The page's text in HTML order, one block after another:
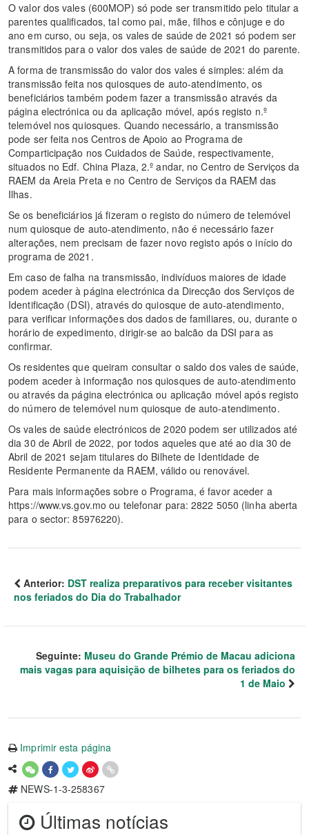
O valor dos vales (600MOP) só pode ser transmitido pelo titular a
parentes qualificados, tal como pai, mãe, filhos e cônjuge e do
ano em curso, ou seja, os vales de saúde de 2021 só podem ser
transmitidos para o valor dos vales de saúde de 2021 do parente.
A forma de transmissão do valor dos vales é simples: além da
transmissão feita nos quiosques de auto-atendimento, os
beneficiários também podem fazer a transmissão através da
página electrónica ou da aplicação móvel, após registo n.º
telemóvel nos quiosques. Quando necessário, a transmissão
pode ser feita nos Centros de Apoio ao Programa de
Comparticipação nos Cuidados de Saúde, respectivamente,
situados no Edf. China Plaza, 2.º andar, no Centro de Serviços da
RAEM da Areia Preta e no Centro de Serviços da RAEM das
Ilhas.
Se os beneficiários já fizeram o registo do número de telemóvel
num quiosque de auto-atendimento, não é necessário fazer
alterações, nem precisam de fazer novo registo após o início do
programa de 2021.
Em caso de falha na transmissão, indivíduos maiores de idade
podem aceder à página electrónica da Direcção dos Serviços de
Identificação (DSI), através do quiosque de auto-atendimento,
para verificar informações dos dados de familiares, ou, durante o
horário de expedimento, dirigir-se ao balcão da DSI para as
confirmar.
Os residentes que queiram consultar o saldo dos vales de saúde,
podem aceder à informação nos quiosques de auto-atendimento
ou através da página electrónica ou aplicação móvel após registo
do número de telemóvel num quiosque de auto-atendimento.
Os vales de saúde electrónicos de 2020 podem ser utilizados até
dia 30 de Abril de 2022, por todos aqueles que até ao dia 30 de
Abril de 2021 sejam titulares do Bilhete de Identidade de
Residente Permanente da RAEM, válido ou renovável.
Para mais informações sobre o Programa, é favor aceder a
https://www.vs.gov.mo ou telefonar para: 2822 5050 (linha aberta
para o sector: 85976220).
Anterior: DST realiza preparativos para receber visitantes
nos feriados do Dia do Trabalhador
Seguinte: Museu do Grande Prémio de Macau adiciona
mais vagas para aquisição de bilhetes para os feriados do
1 de Maio
Imprimir esta página
NEWS-1-3-258367
Últimas notícias